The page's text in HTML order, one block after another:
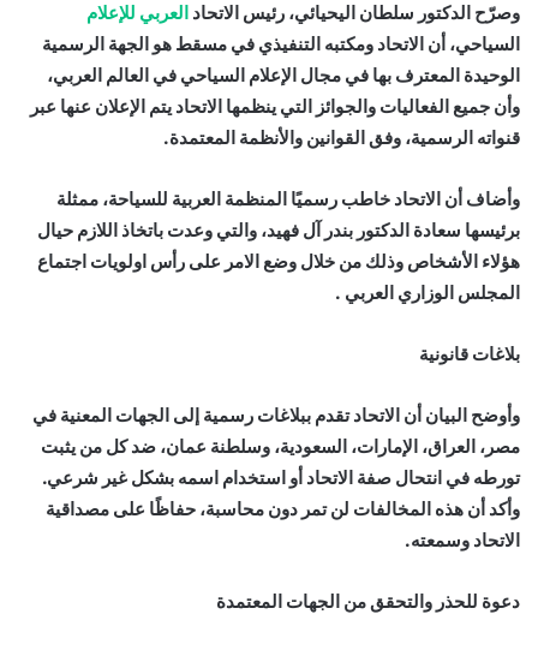
وصرّح الدكتور سلطان اليحيائي، رئيس الاتحاد العربي للإعلام
السياحي، أن الاتحاد ومكتبه التنفيذي في مسقط هو الجهة الرسمية
الوحيدة المعترف بها في مجال الإعلام السياحي في العالم العربي،
وأن جميع الفعاليات والجوائز التي ينظمها الاتحاد يتم الإعلان عنها عبر
قنواته الرسمية، وفق القوانين والأنظمة المعتمدة.
وأضاف أن الاتحاد خاطب رسميًا المنظمة العربية للسياحة، ممثلة
برئيسها سعادة الدكتور بندر آل فهيد، والتي وعدت باتخاذ اللازم حيال
هؤلاء الأشخاص وذلك من خلال وضع الامر على رأس اولويات اجتماع
المجلس الوزاري العربي .
بلاغات قانونية
وأوضح البيان أن الاتحاد تقدم ببلاغات رسمية إلى الجهات المعنية في
مصر، العراق، الإمارات، السعودية، وسلطنة عمان، ضد كل من يثبت
تورطه في انتحال صفة الاتحاد أو استخدام اسمه بشكل غير شرعي.
وأكد أن هذه المخالفات لن تمر دون محاسبة، حفاظًا على مصداقية
الاتحاد وسمعته.
دعوة للحذر والتحقق من الجهات المعتمدة